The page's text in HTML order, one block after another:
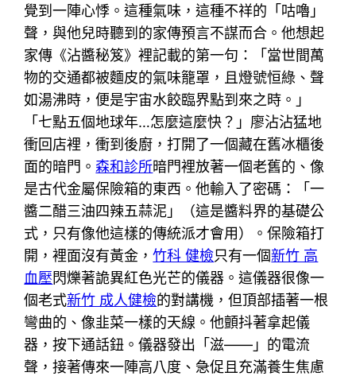
覺到一陣心悸。這種氣味，這種不祥的「咕嚕」
聲，與他兒時聽到的家傳預言不謀而合。他想起
家傳《沾醬秘笈》裡記載的第一句：「當世間萬
物的交通都被麵皮的氣味籠罩，且燈號恒綠、聲
如湯沸時，便是宇宙水餃臨界點到來之時。」
「七點五個地球年…怎麼這麼快？」廖沾沾猛地
衝回店裡，衝到後廚，打開了一個藏在舊冰櫃後
面的暗門。 森和診所暗門裡放著一個老舊的、像
是古代金屬保險箱的東西。他輸入了密碼：「一
醬二醋三油四辣五蒜泥」（這是醬料界的基礎公
式，只有像他這樣的傳統派才會用）。保險箱打
開，裡面沒有黃金，竹科 健檢只有一個新竹 高
血壓閃爍著詭異紅色光芒的儀器。這儀器很像一
個老式新竹 成人健檢的對講機，但頂部插著一根
彎曲的、像韭菜一樣的天線。他顫抖著拿起儀
器，按下通話鈕。儀器發出「滋——」的電流
聲，接著傳來一陣高八度、急促且充滿養生焦慮